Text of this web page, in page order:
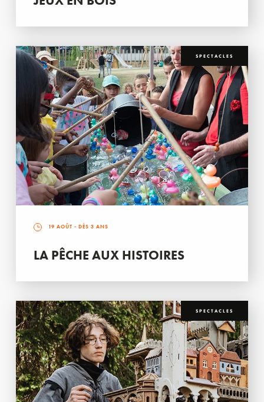
SPECTACLES
19 AOÛT - DÈS 3 ANS
LA PÊCHE AUX HISTOIRES
SPECTACLES